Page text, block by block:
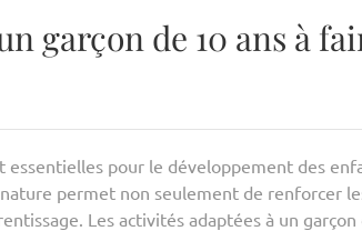
garçon de 10 ans à
essentielles pour le développement des
permet non seulement de renforcer
Les activités adaptées à un